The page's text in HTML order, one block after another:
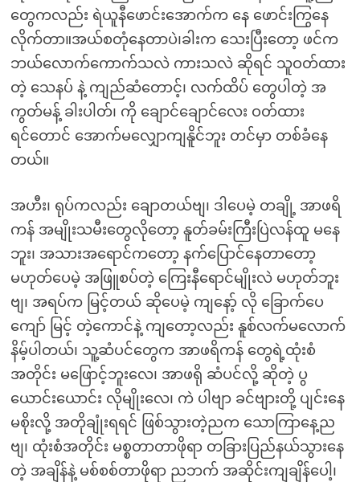
တွေကလည်း ရဲယူနီဖောင်းအောက်က နေ ဖောင်းကြွနေ
လိုက်တာ။အယ်စတုံနေတာပဲ၊ခါးက သေးပြီးတော့ ဖင်က
ဘယ်လောက်ကောက်သလဲ ကားသလဲ ဆိုရင် သူဝတ်ထား
တဲ့ သေနပ် နဲ့ ကျည်ဆံတောင့်၊ လက်ထိပ် တွေပါတဲ့ အ
ကွတ်မန့် ခါးပါတ်၊ ကို ချောင်ချောင်လေး ဝတ်ထား
ရင်တောင် အောက်မလျှောကျနိူင်ဘူး တင်မှာ တစ်ခံနေ
တယ်။
အဟီး၊ ရုပ်ကလည်း ချောတယ်ဗျ၊ ဒါပေမဲ့ တချို့ အာဖရိ
ကန် အမျိုးသမီးတွေလိုတော့ နူတ်ခမ်းကြီးပြဲလန်ထူ မနေ
ဘူး၊ အသားအရောင်ကတော့ နက်ပြောင်နေတာတော့
မဟုတ်ပေမဲ့ အဖြူစပ်တဲ့ ကြေးနီရောင်မျိုးလဲ မဟုတ်ဘူး
ဗျ၊ အရပ်က မြင့်တယ် ဆိုပေမဲ့ ကျနော့် လို ခြောက်ပေ
ကျော် မြင့် တဲ့ကောင်နဲ့ ကျတော့လည်း နူစ်လက်မလောက်
နိမ့်ပါတယ်၊ သူ့ဆံပင်တွေက အာဖရိကန် တွေရဲ့ထုံးစံ
အတိုင်း မဖြောင့်ဘူးလေ၊ အာဖရို ဆံပင်လို့ ဆိုတဲ့ ပွ
ယောင်းယောင်း လိုမျိုးလေ၊ ကဲ ပါဗျာ ခင်ဗျားတို့ ပျင်းနေ
မစိုးလို့ အတိုချုံးရရင် ဖြစ်သွားတဲ့ညက သောကြာနေ့ည
ဗျ၊ ထုံးစံအတိုင်း မစ္စတာတာဖိုရာ တခြားပြည်နယ်သွားနေ
တဲ့ အချိန်နဲ့ မစ်စစ်တာဖိုရာ ညဘက် အဆိုင်းကျချိန်ပေါ့၊